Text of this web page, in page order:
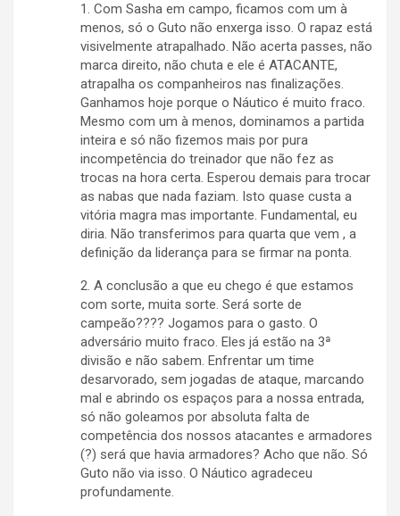
1. Com Sasha em campo, ficamos com um à
menos, só o Guto não enxerga isso. O rapaz está
visivelmente atrapalhado. Não acerta passes, não
marca direito, não chuta e ele é ATACANTE,
atrapalha os companheiros nas finalizações.
Ganhamos hoje porque o Náutico é muito fraco.
Mesmo com um à menos, dominamos a partida
inteira e só não fizemos mais por pura
incompetência do treinador que não fez as
trocas na hora certa. Esperou demais para trocar
as nabas que nada faziam. Isto quase custa a
vitória magra mas importante. Fundamental, eu
diria. Não transferimos para quarta que vem , a
definição da liderança para se firmar na ponta.
2. A conclusão a que eu chego é que estamos
com sorte, muita sorte. Será sorte de
campeão???? Jogamos para o gasto. O
adversário muito fraco. Eles já estão na 3ª
divisão e não sabem. Enfrentar um time
desarvorado, sem jogadas de ataque, marcando
mal e abrindo os espaços para a nossa entrada,
só não goleamos por absoluta falta de
competência dos nossos atacantes e armadores
(?) será que havia armadores? Acho que não. Só
Guto não via isso. O Náutico agradeceu
profundamente.